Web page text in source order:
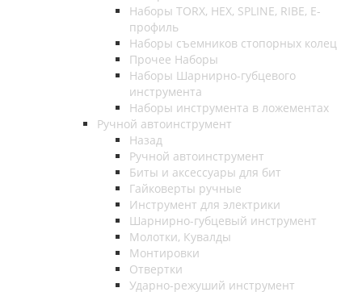
Наборы TORX, HEX, SPLINE, RIBE, E-
профиль
Наборы съемников стопорных колец
Прочее Наборы
Наборы Шарнирно-губцевого
инструмента
Наборы инструмента в ложементах
Ручной автоинструмент
Назад
Ручной автоинструмент
Биты и аксессуары для бит
Гайковерты ручные
Инструмент для электрики
Шарнирно-губцевый инструмент
Молотки, Кувалды
Монтировки
Отвертки
Ударно-режуший инструмент